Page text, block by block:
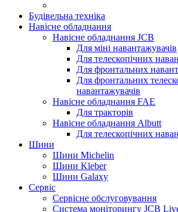
Будівельна техніка
Навісне обладнання
Навісне обладнання JCB
Для міні навантажувачів
Для телескопічних
Для фронтальних
Для фронтальних
навантажувачів
Навісне обладнання FAE
Для тракторів
Навісне обладнання Albutt
Для телескопічних
Шини
Шини Michelin
Шини Kleber
Шини Galaxy
Сервіс
Сервісне обслуговування
Система моніторингу JCB